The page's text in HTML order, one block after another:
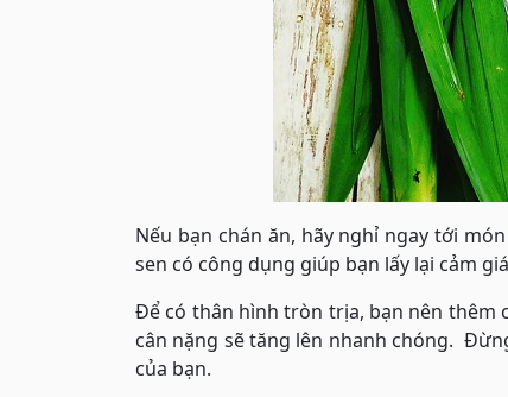
Nếu bạn chán ăn, hãy nghỉ ngay tới
sen có công dụng giúp bạn lấy lại cảm
Để có thân hình tròn trịa, bạn nên thêm
cân nặng sẽ tăng lên nhanh chóng.
của bạn.